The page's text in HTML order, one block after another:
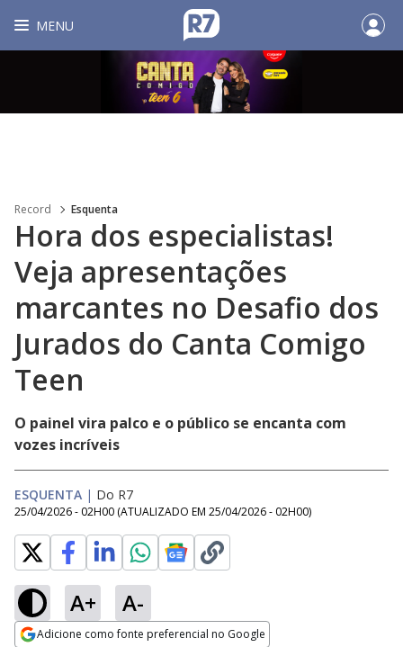
MENU
Record Esquenta
Hora dos especialistas!
Veja apresentações
marcantes no Desafio dos
Jurados do Canta Comigo
Teen
O painel vira palco e o público se encanta com
vozes incríveis
ESQUENTA | Do R7
25/04/2026 - 02H00 (ATUALIZADO EM 25/04/2026 - 02H00)
A+ A-
Adicione como fonte preferencial no Google